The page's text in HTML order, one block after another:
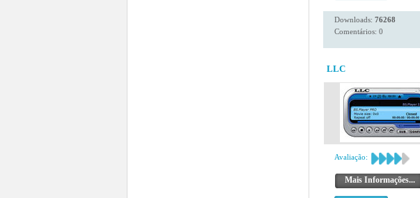
Downloads: 76268
Comentários: 0
LLC
Avaliação:
Mais Informações...